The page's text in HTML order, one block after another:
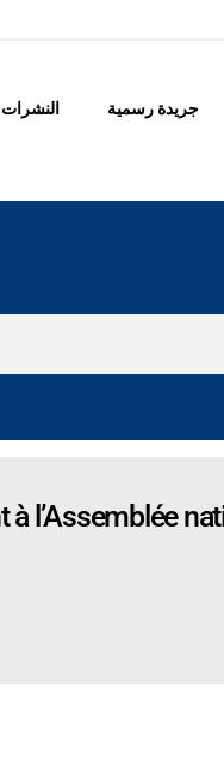
جريدة رسمية
l’Assemblée